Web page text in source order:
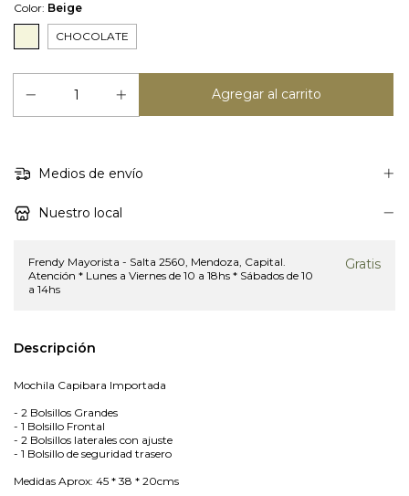
Color: Beige
CHOCOLATE
Medios de envío
Nuestro local
Frendy Mayorista - Salta 2560, Mendoza, Capital.
Atención * Lunes a Viernes de 10 a 18hs * Sábados de 10
a 14hs
Gratis
Descripción
Mochila Capibara Importada
- 2 Bolsillos Grandes
- 1 Bolsillo Frontal
- 2 Bolsillos laterales con ajuste
- 1 Bolsillo de seguridad trasero
Medidas Aprox: 45 * 38 * 20cms